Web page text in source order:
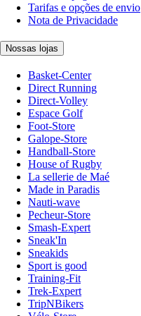
Tarifas e opções de envio
Nota de Privacidade
Nossas lojas
Basket-Center
Direct Running
Direct-Volley
Espace Golf
Foot-Store
Galope-Store
Handball-Store
House of Rugby
La sellerie de Maé
Made in Paradis
Nauti-wave
Pecheur-Store
Smash-Expert
Sneak'In
Sneakids
Sport is good
Training-Fit
Trek-Expert
TripNBikers